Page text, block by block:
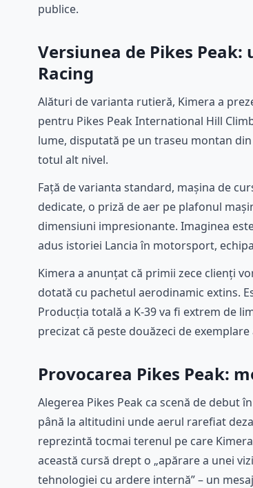
publice.
Versiunea de Pikes
Racing
Alături de varianta rutieră, Kimera a
pentru Pikes Peak International Hill
lume, disputată pe un traseu montan
totul alt nivel.
Față de varianta standard, mașina de
dedicate, o priză de aer pe plafonul
dimensiuni impresionante. Imaginea
adus istoriei Lancia în motorsport,
Kimera a anunțat că primii zece clienți
dotată cu pachetul aerodinamic extins.
Producția totală a K-39 va fi extrem de
precizat că peste douăzeci de
Provocarea Pikes Peak:
Alegerea Pikes Peak ca scenă de debut
până la altitudini unde aerul rarefiat
reprezintă tocmai terenul pe care
această cursă drept o „apărare a unei
tehnologiei cu ardere internă” – un